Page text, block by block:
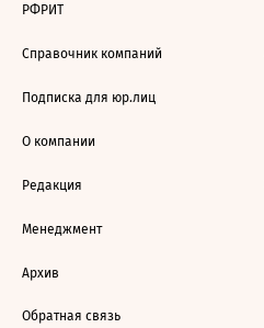
РФРИТ
Справочник компаний
Подписка для юр.лиц
О компании
Редакция
Менеджмент
Архив
Обратная связь